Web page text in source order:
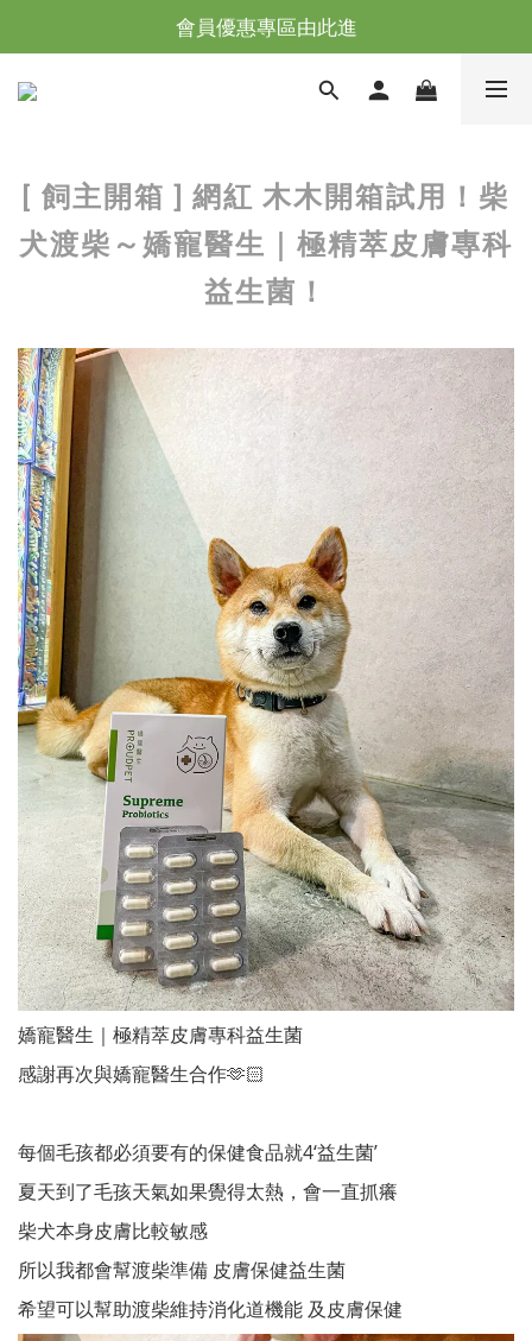
台灣滿NT$全館滿1200免運｜海外滿NT$3000免運
會員優惠專區由此進
台灣滿NT$全館滿1200免運｜海外滿NT$3000免運
[ 飼主開箱 ] 網紅 木木開箱試用！柴
犬渡柴～嬌寵醫生｜極精萃皮膚專科
益生菌！
嬌寵醫生｜極精萃皮膚專科益生菌
感謝再次與嬌寵醫生合作🫶🏻
每個毛孩都必須要有的保健食品就4‘益生菌’
夏天到了毛孩天氣如果覺得太熱，會一直抓癢
柴犬本身皮膚比較敏感
所以我都會幫渡柴準備 皮膚保健益生菌
希望可以幫助渡柴維持消化道機能 及皮膚保健